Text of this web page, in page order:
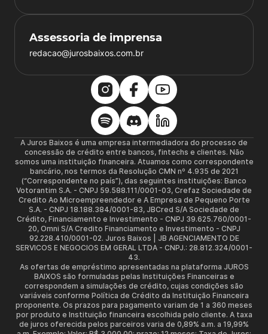
Assessoria de imprensa
redacao@jurosbaixos.com.br
A Juros Baixos é uma empresa intermediadora do processo de
concessão de crédito entre bancos, fintechs e clientes. Não
somos uma instituição financeira. Atuamos como correspondente
bancário, nos termos da Resolução CMN nº 4.935 de 2021
(“Correspondente no país”), das seguintes instituições: Banco
Votorantim S.A. - CNPJ 59.588.111/0001-03, Crefaz Sociedade de
Credito Ao Microempreendedor e A Empresa de Pequeno Porte
S.A. - CNPJ 18.188.384/0001-83, JBCred S/A Sociedade de
Crédito, Financiamento e Investimento - CNPJ 39.625.760/0001-
20, Omni S/A Credito Financiamento e Investimento - CNPJ
92.228.410/0001-02. Juros Baixos | JB AGENCIAMENTO DE
SERVICOS E NEGOCIOS EM GERAL LTDA - CNPJ.: 28.812.324/0001-
43.
As ofertas de empréstimo apresentadas na plataforma JUROS
BAIXOS são formuladas pelas Instituições Financeiras e
correspondem a simulações de crédito, cujas condições são
variáveis conforme Política de Crédito da Instituição Financeira
proponente. Os prazos para pagamento variam de 1 a 360 meses
por produto e Instituição financeira escolhida pelo cliente. A taxa
de juros oferecida pelos parceiros varia de 0,89% a.m. a 19,99%